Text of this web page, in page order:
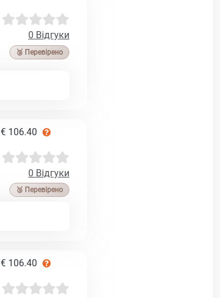
0 Відгуки
🥉 Перевірено
€ 106.40
0 Відгуки
🥉 Перевірено
€ 106.40